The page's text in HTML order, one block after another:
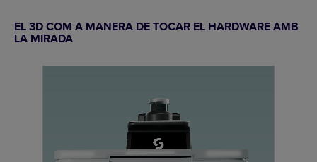
EL 3D COM A MANERA DE TOCAR EL HARDWARE AMB
LA MIRADA